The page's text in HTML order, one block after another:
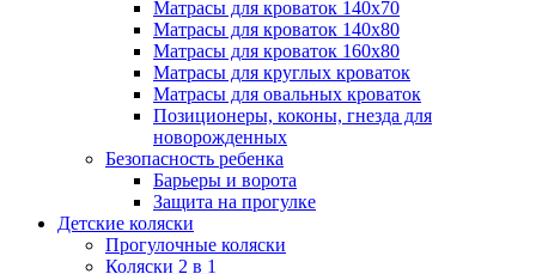
Матрасы для кроваток 140х70
Матрасы для кроваток 140х80
Матрасы для кроваток 160х80
Матрасы для круглых кроваток
Матрасы для овальных кроваток
Позиционеры, коконы, гнезда для
новорожденных
Безопасность ребенка
Барьеры и ворота
Защита на прогулке
Детские коляски
Прогулочные коляски
Коляски 2 в 1